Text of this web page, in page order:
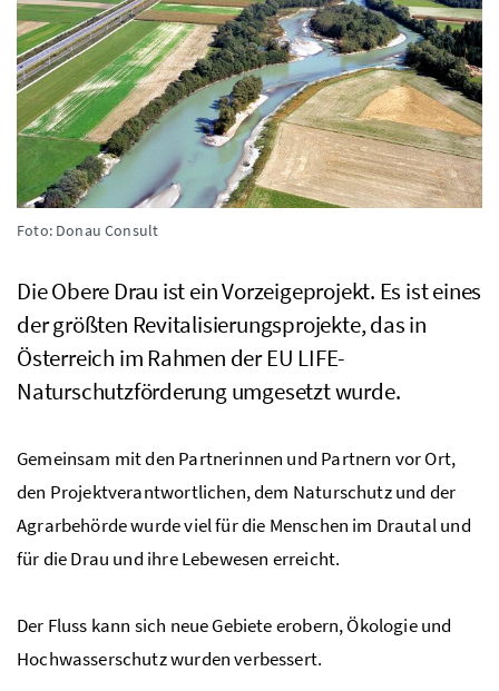
Foto: Donau Consult
Die Obere Drau ist ein Vorzeigeprojekt. Es ist eines
der größten Revitalisierungsprojekte, das in
Österreich im Rahmen derEU LIFE-
Naturschutzförderung umgesetzt wurde.
Gemeinsam mit den Partnerinnen und Partnern vor Ort,
den Projektverantwortlichen, dem Naturschutz und der
Agrarbehörde wurde viel für die Menschen im Drautal und
für die Drau und ihre Lebewesen erreicht.
Der Fluss kann sich neue Gebiete erobern, Ökologie und
Hochwasserschutz wurden verbessert.